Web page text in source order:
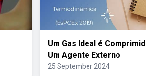
Um Gas Ideal é
Um Agente Externo
25 September 2024